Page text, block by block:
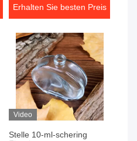
Verpackungsflasche
Erhalten Sie besten Preis
Video
Stelle 10-ml-schering